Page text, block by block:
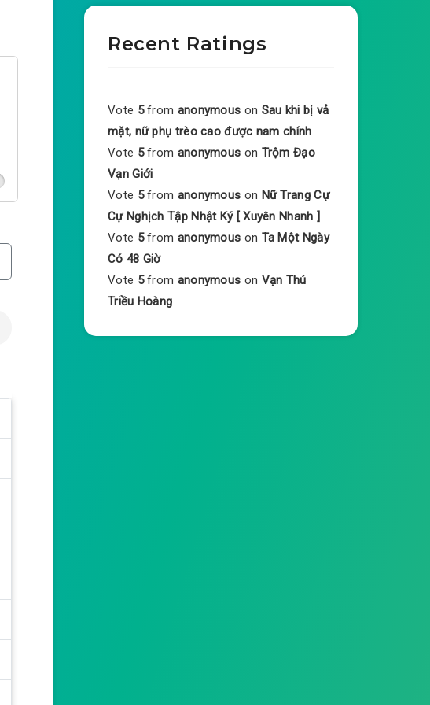
Recent Ratings
Vote 5 from anonymous on Sau khi bị vả
mặt, nữ phụ trèo cao được nam chính
Vote 5 from anonymous on Trộm Đạo
Vạn Giới
Vote 5 from anonymous on Nữ Trang Cự
Cự Nghịch Tập Nhật Ký [ Xuyên Nhanh ]
Vote 5 from anonymous on Ta Một Ngày
Có 48 Giờ
Vote 5 from anonymous on Vạn Thú
Triều Hoàng